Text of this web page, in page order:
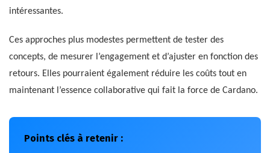
intéressantes.
Ces approches plus modestes permettent de tester des
concepts, de mesurer l’engagement et d’ajuster en fonction des
retours. Elles pourraient également réduire les coûts tout en
maintenant l’essence collaborative qui fait la force de Cardano.
Points clés à retenir :